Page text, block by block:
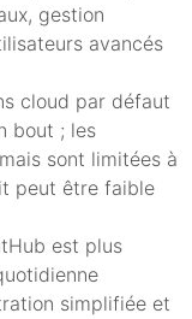
gestion
avancés
cloud par défaut
bout ; les
sont limitées à
peut être faible
est plus
simplifiée et